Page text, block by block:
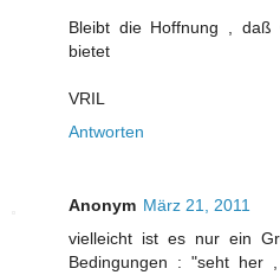
Bleibt die Hoffnung , daß
bietet
VRIL
Antworten
Anonym März 21, 2011
vielleicht ist es nur ein
Bedingungen : "seht her